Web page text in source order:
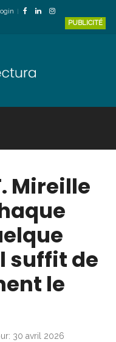
PUBLICITÉ
Mireille
suffit de
le
30 avril 2026